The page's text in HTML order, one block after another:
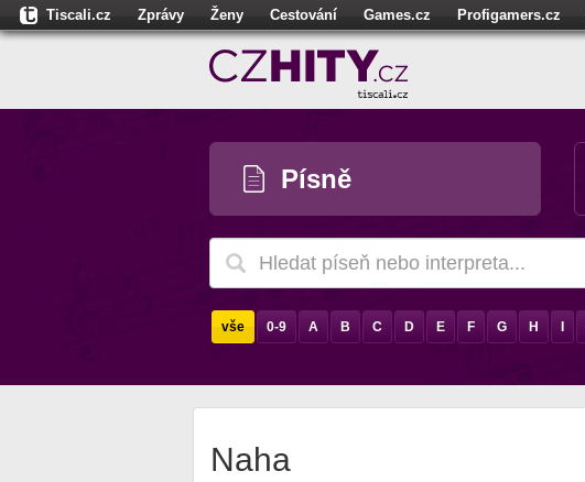
Tiscali.cz Zprávy Ženy Cestování Games.cz Profigamers.cz
Sport Dokina.cz CZhity.cz
Písně
vše 0-9 A B C D E F G H
Naha